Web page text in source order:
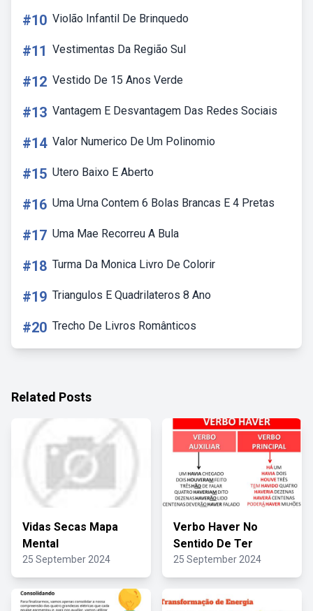
#10 Violão Infantil De Brinquedo
#11 Vestimentas Da Região Sul
#12 Vestido De 15 Anos Verde
#13 Vantagem E Desvantagem Das Redes Sociais
#14 Valor Numerico De Um Polinomio
#15 Utero Baixo E Aberto
#16 Uma Urna Contem 6 Bolas Brancas E 4 Pretas
#17 Uma Mae Recorreu A Bula
#18 Turma Da Monica Livro De Colorir
#19 Triangulos E Quadrilateros 8 Ano
#20 Trecho De Livros Românticos
Related Posts
Vidas Secas Mapa
Mental
25 September 2024
Verbo Haver No
Sentido De Ter
25 September 2024